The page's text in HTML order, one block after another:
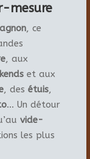
mesure
, ce
, aux
et aux
, des étuis,
… Un détour
vide-
les plus